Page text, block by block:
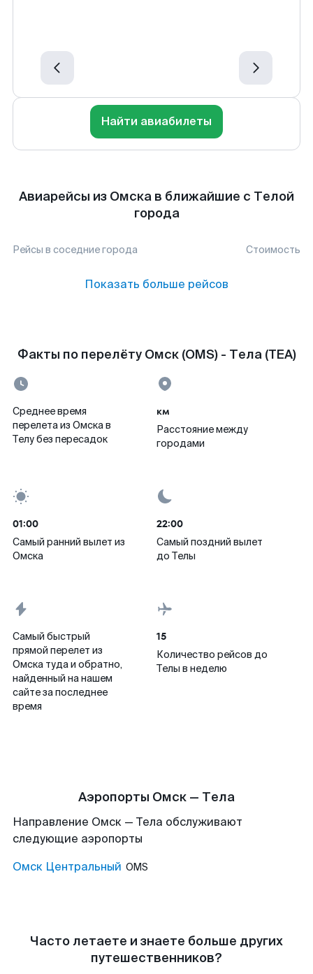
Найти авиабилеты
Авиарейсы из Омска в ближайшие с Телой
города
Рейсы в соседние города Стоимость
Показать больше рейсов
Факты по перелёту Омск (OMS) - Тела (TEA)
Среднее время
перелета из Омска в
Телу без пересадок
км
Расстояние между
городами
01:00
Самый ранний вылет из
Омска
22:00
Самый поздний вылет
до Телы
Самый быстрый
прямой перелет из
Омска туда и обратно,
найденный на нашем
сайте за последнее
время
15
Количество рейсов до
Телы в неделю
Аэропорты Омск — Тела
Направление Омск — Тела обслуживают
следующие аэропорты
Омск Центральный OMS
Часто летаете и знаете больше других
путешественников?